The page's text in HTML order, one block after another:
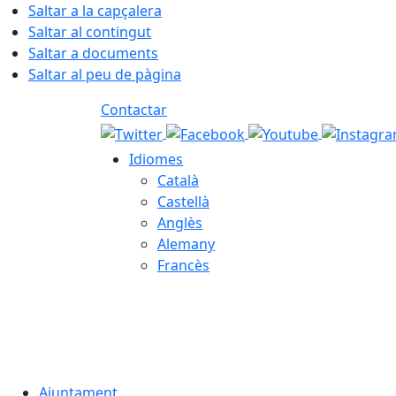
Saltar a la capçalera
Saltar al contingut
Saltar a documents
Saltar al peu de pàgina
Contactar
Idiomes
Català
Castellà
Anglès
Alemany
Francès